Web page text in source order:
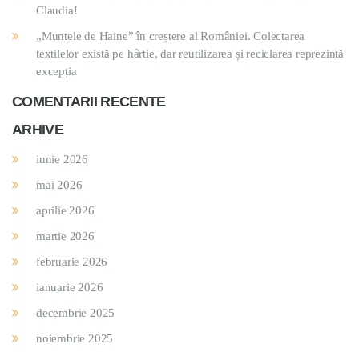
Claudia!
„Muntele de Haine” în creștere al României. Colectarea
textilelor există pe hârtie, dar reutilizarea și reciclarea reprezintă
excepția
COMENTARII RECENTE
ARHIVE
iunie 2026
mai 2026
aprilie 2026
martie 2026
februarie 2026
ianuarie 2026
decembrie 2025
noiembrie 2025